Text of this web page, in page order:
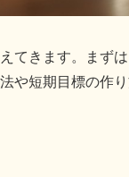
てきます。まず
や短期目標の作